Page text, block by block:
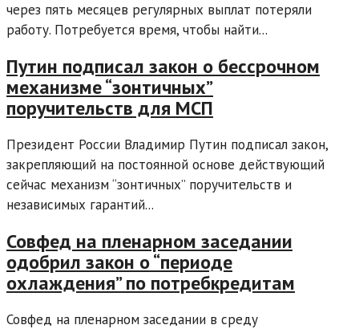
через пять месяцев регулярных выплат потеряли
работу. Потребуется время, чтобы найти...
Путин подписал закон о бессрочном
механизме “зонтичных”
поручительств для МСП
Президент России Владимир Путин подписал закон,
закрепляющий на постоянной основе действующий
сейчас механизм “зонтичных” поручительств и
независимых гарантий...
Совфед на пленарном заседании
одобрил закон о “периоде
охлаждения” по потребкредитам
Совфед на пленарном заседании в среду